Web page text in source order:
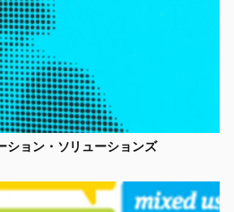
ション・ソリューションズ